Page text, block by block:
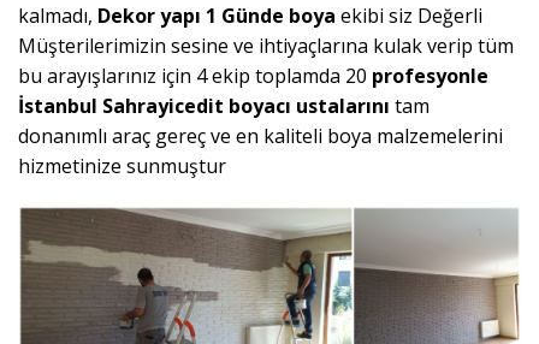
kalmadı, Dekoryapı 1 Günde boya ekibi siz Değerli
Müşterilerimizin sesine ve ihtiyaçlarına kulak verip tüm
bu arayışlarınız için 4 ekip toplamda 20 profesyonle
İstanbul Sahrayicedit boyacı ustalarını tam
donanımlı araç gereç ve en kaliteli boya malzemelerini
hizmetinize sunmuştur